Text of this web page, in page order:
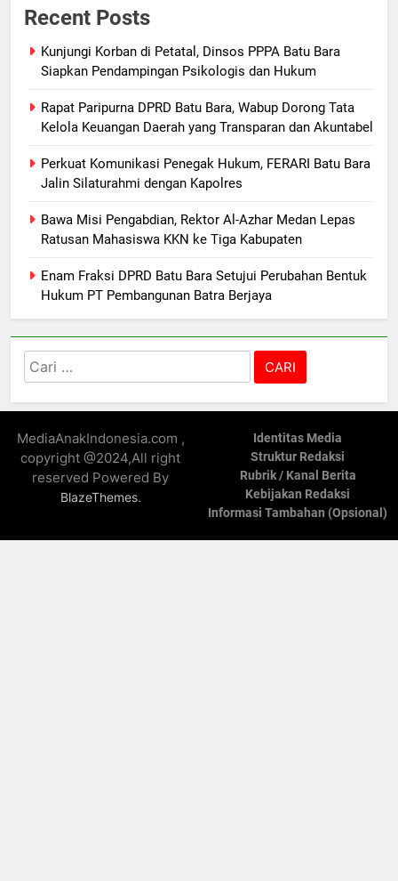
Recent Posts
Kunjungi Korban di Petatal, Dinsos PPPA Batu Bara
Siapkan Pendampingan Psikologis dan Hukum
Rapat Paripurna DPRD Batu Bara, Wabup Dorong Tata
Kelola Keuangan Daerah yang Transparan dan Akuntabel
Perkuat Komunikasi Penegak Hukum, FERARI Batu Bara
Jalin Silaturahmi dengan Kapolres
Bawa Misi Pengabdian, Rektor Al-Azhar Medan Lepas
Ratusan Mahasiswa KKN ke Tiga Kabupaten
Enam Fraksi DPRD Batu Bara Setujui Perubahan Bentuk
Hukum PT Pembangunan Batra Berjaya
Cari
untuk:
MediaAnakIndonesia.com ,
copyright @2024,All right
reserved Powered By
BlazeThemes.
Identitas Media
Struktur Redaksi
Rubrik / Kanal Berita
Kebijakan Redaksi
Informasi Tambahan (Opsional)